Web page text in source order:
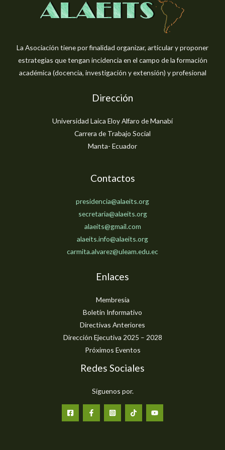
La Asociación tiene por finalidad organizar, articular y proponer
estrategias que tengan incidencia en el campo de la formación
académica (docencia, investigación y extensión) y profesional
Dirección
Universidad Laica Eloy Alfaro de Manabí
Carrera de Trabajo Social
Manta- Ecuador
Contactos
presidencia@alaeits.org
secretaria@alaeits.org
alaeits@gmail.com
alaeits.info@alaeits.org
carmita.alvarez@uleam.edu.ec
Enlaces
Membresía
Boletín Informativo
Directivas Anteriores
Dirección Ejecutiva 2025 – 2028
Próximos Eventos
Redes Sociales
Síguenos por.